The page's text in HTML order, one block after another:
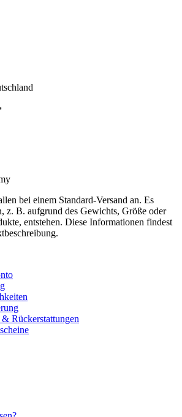
bei einem Standard-Versand an. Es
z. B. aufgrund des Gewichts, Größe oder
entstehen. Diese Informationen findest
Rückerstattungen